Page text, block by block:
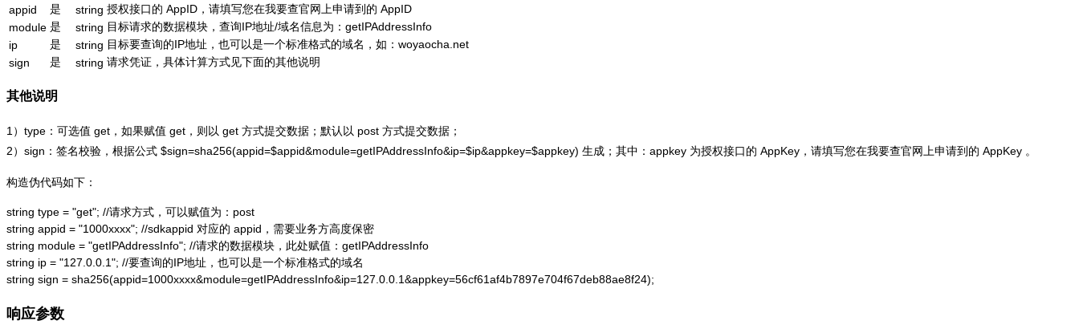
appid
是 string 授权接口的 AppID，请填写您在我要查官网上申请到的 AppID
module 是 string 目标请求的数据模块，查询IP地址/域名信息为：getIPAddressInfo
ip
是 string 目标要查询的IP地址，也可以是一个标准格式的域名，如：woyaocha.net
sign
是 string 请求凭证，具体计算方式见下面的其他说明
其他说明
1）type：可选值 get，如果赋值 get，则以 get 方式提交数据；默认以 post 方式提交数据；
2）sign：签名校验，根据公式 $sign=sha256(appid=$appid&module=getIPAddressInfo&ip=$ip&appkey=$appkey) 生成；其中：appkey 为授权接口的 AppKey，请填写您在我要查官网上申请到的 AppKey 。
构造伪代码如下：
string type = "get"; //请求方式，可以赋值为：post
string appid = "1000xxxx"; //sdkappid 对应的 appid，需要业务方高度保密
string module = "getIPAddressInfo"; //请求的数据模块，此处赋值：getIPAddressInfo
string ip = "127.0.0.1"; //要查询的IP地址，也可以是一个标准格式的域名
string sign = sha256(appid=1000xxxx&module=getIPAddressInfo&ip=127.0.0.1&appkey=56cf61af4b7897e704f67deb88ae8f24);
响应参数